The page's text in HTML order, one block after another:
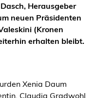
Herausgeber
neuen Präsidenten
(Kronen
erhalten bleibt.
Xenia Daum